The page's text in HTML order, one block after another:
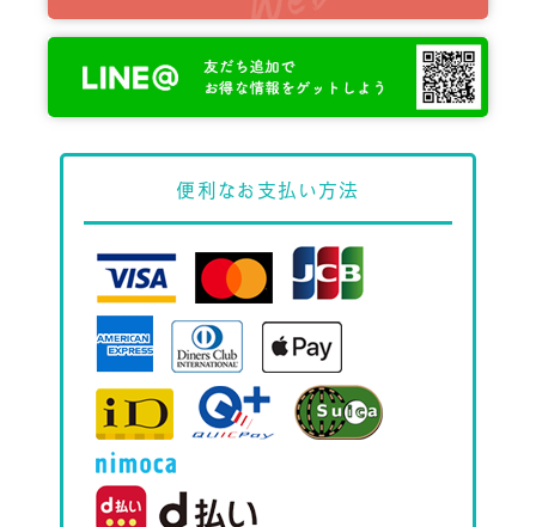
便利なお支払い方法